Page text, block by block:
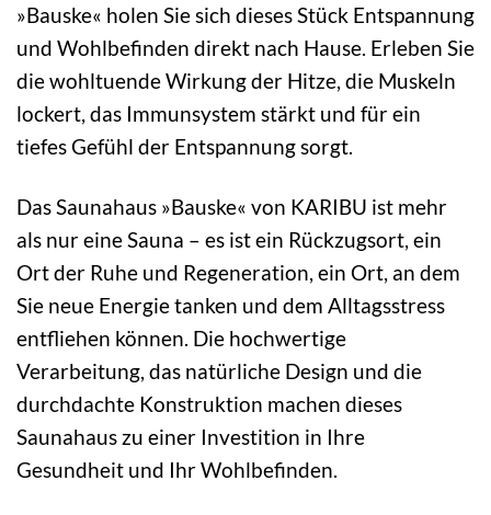
»Bauske« holen Sie sich dieses Stück Entspannung
und Wohlbefinden direkt nach Hause. Erleben Sie
die wohltuende Wirkung der Hitze, die Muskeln
lockert, das Immunsystem stärkt und für ein
tiefes Gefühl der Entspannung sorgt.
Das Saunahaus »Bauske« von KARIBU ist mehr
als nur eine Sauna – es ist ein Rückzugsort, ein
Ort der Ruhe und Regeneration, ein Ort, an dem
Sie neue Energie tanken und dem Alltagsstress
entfliehen können. Die hochwertige
Verarbeitung, das natürliche Design und die
durchdachte Konstruktion machen dieses
Saunahaus zu einer Investition in Ihre
Gesundheit und Ihr Wohlbefinden.